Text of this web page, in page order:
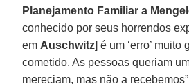
Planejamento Familiar a
conhecido por seus horrendos
em Auschwitz] é um ‘erro’ muito
cometido. As pessoas queriam
mereciam, mas não a